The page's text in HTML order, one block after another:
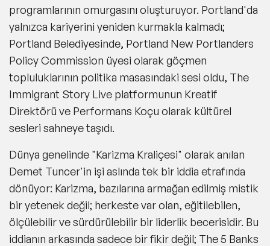
programlarının omurgasını oluşturuyor. Portland'da
yalnızca kariyerini yeniden kurmakla kalmadı;
Portland Belediyesinde, Portland New Portlanders
Policy Commission üyesi olarak göçmen
topluluklarının politika masasındaki sesi oldu, The
Immigrant Story Live platformunun Kreatif
Direktörü ve Performans Koçu olarak kültürel
sesleri sahneye taşıdı.
Dünya genelinde "Karizma Kraliçesi" olarak anılan
Demet Tuncer'in işi aslında tek bir iddia etrafında
dönüyor: Karizma, bazılarına armağan edilmiş mistik
bir yetenek değil; herkeste var olan, eğitilebilen,
ölçülebilir ve sürdürülebilir bir liderlik becerisidir. Bu
iddianın arkasında sadece bir fikir değil; The 5 Banks